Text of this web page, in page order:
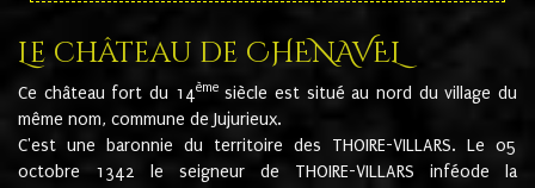
Le château de CHENAVEL
Ce château fort du 14èmesiècle est situé au nord du village du
même nom, commune de Jujurieux.
C'est une baronnie du territoire des THOIRE-VILLARS. Le 05
octobre 1342 le seigneur de THOIRE-VILLARS inféode la